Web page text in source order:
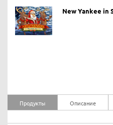
New Yankee in
Продукты Описание